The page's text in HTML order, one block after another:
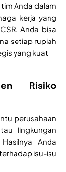
Anda dalam
kerja yang
Anda bisa
setiap rupiah
yang kuat.
Risiko
perusahaan
lingkungan
Anda
isu-isu